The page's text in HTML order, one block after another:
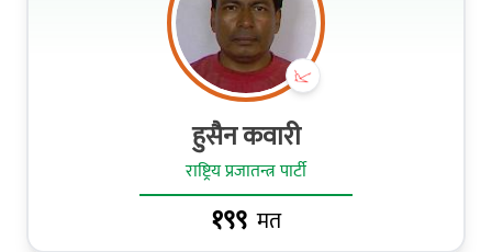
हुसैन कवारी
राष्ट्रिय प्रजातन्त्र पार्टी
१९९ मत